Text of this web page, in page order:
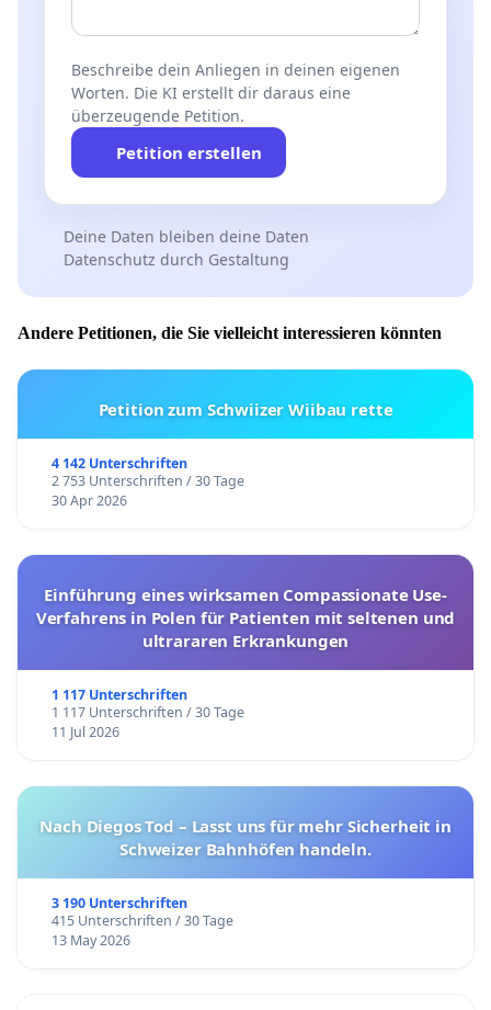
Beschreibe dein Anliegen in deinen eigenen
Worten. Die KI erstellt dir daraus eine
überzeugende Petition.
Petition erstellen
Deine Daten bleiben deine Daten
Datenschutz durch Gestaltung
Andere Petitionen, die Sie vielleicht interessieren könnten
Petition zum Schwiizer Wiibau rette
4 142 Unterschriften
2 753 Unterschriften / 30 Tage
30 Apr 2026
Einführung eines wirksamen Compassionate Use-
Verfahrens in Polen für Patienten mit seltenen und
ultrararen Erkrankungen
1 117 Unterschriften
1 117 Unterschriften / 30 Tage
11 Jul 2026
Nach Diegos Tod – Lasst uns für mehr Sicherheit in
Schweizer Bahnhöfen handeln.
3 190 Unterschriften
415 Unterschriften / 30 Tage
13 May 2026